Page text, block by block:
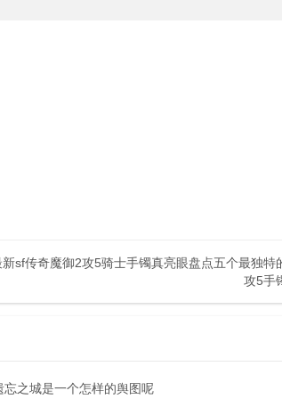
新sf传奇魔御2攻5骑士手镯真亮眼盘点五个最独特
攻5手
忘之城是一个怎样的舆图呢